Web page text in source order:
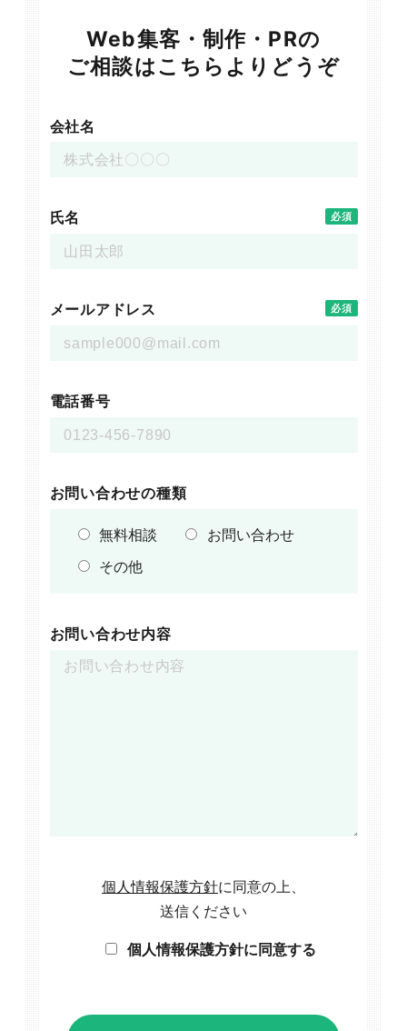
Web集客・制作・PRの
ご相談はこちらよりどうぞ
会社名
氏名 必須
メールアドレス 必須
電話番号
お問い合わせの種類
無料相談
お問い合わせ
その他
お問い合わせ内容
個人情報保護方針に同意の上、
送信ください
個人情報保護方針に同意する
047-114-3111 平日 AM9:30~PM8:00